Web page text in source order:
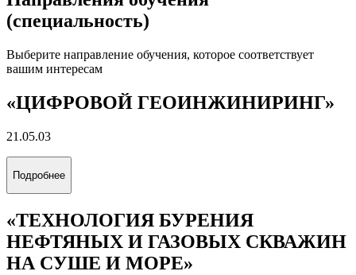
(специальность)
Выберите направление обучения, которое соответствует
вашим интересам
«ЦИФРОВОЙ ГЕОИНЖИНИРИНГ»
21.05.03
Подробнее
«ТЕХНОЛОГИЯ БУРЕНИЯ
НЕФТЯНЫХ И ГАЗОВЫХ СКВАЖИН
НА СУШЕ И МОРЕ»